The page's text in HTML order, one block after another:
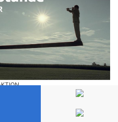
renommiertesten
hat als politischer Häftling